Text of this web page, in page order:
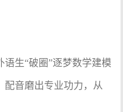
语生“破圈”逐梦数学建模
配音磨出专业功力，从